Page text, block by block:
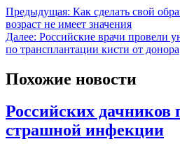
Предыдущая: Как сделать свой
возраст не имеет значения
Далее: Российские врачи провели
по трансплантации кисти от донора
Похожие новости
Российских дачников
страшной инфекции